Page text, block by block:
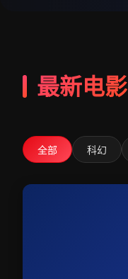
最新电影
全部 科幻